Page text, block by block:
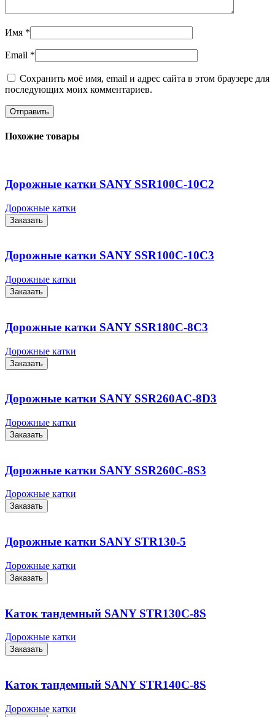
Имя *
Email *
Сохранить моё имя, email и адрес сайта в этом браузере для
последующих моих комментариев.
Похожие товары
Дорожные катки SANY SSR100C-10C2
Дорожные катки
Заказать
Дорожные катки SANY SSR100C-10С3
Дорожные катки
Заказать
Дорожные катки SANY SSR180С-8С3
Дорожные катки
Заказать
Дорожные катки SANY SSR260AС-8D3
Дорожные катки
Заказать
Дорожные катки SANY SSR260С-8S3
Дорожные катки
Заказать
Дорожные катки SANY STR130-5
Дорожные катки
Заказать
Каток тандемный SANY STR130C-8S
Дорожные катки
Заказать
Каток тандемный SANY STR140C-8S
Дорожные катки